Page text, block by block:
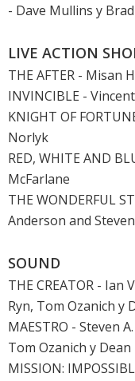
- Dave Mullins y
LIVE ACTION
THE AFTER - Misan
INVINCIBLE -
KNIGHT OF
Norlyk
RED, WHITE AND
McFarlane
THE WONDERFUL
Anderson and
SOUND
THE CREATOR - Ian
Ryn, Tom Ozanich y
MAESTRO - Steven
Tom Ozanich y
MISSION: